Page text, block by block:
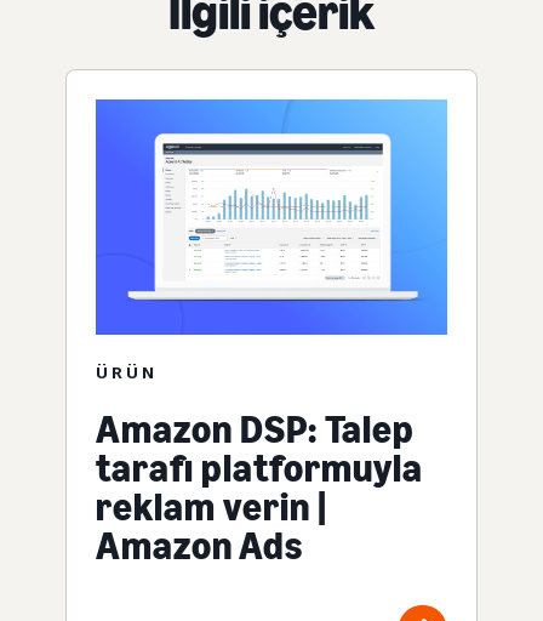
ÜRÜN
Amazon DSP: Talep
tarafı platformuyla
reklam verin |
Amazon Ads